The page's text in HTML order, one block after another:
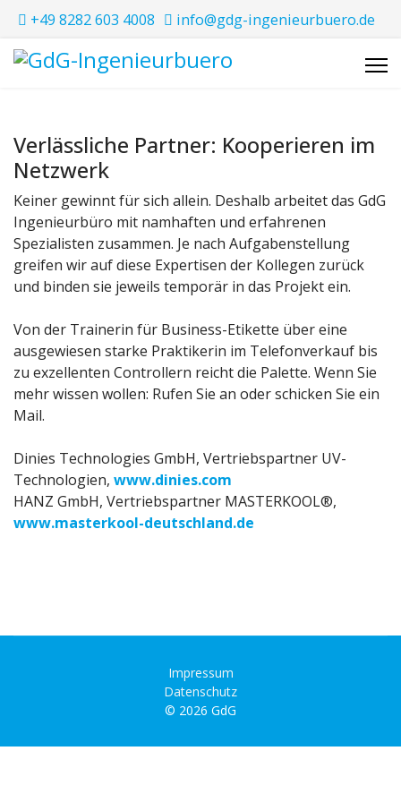
+49 8282 603 4008 info@gdg-ingenieurbuero.de
Verlässliche Partner: Kooperieren im
Netzwerk
Keiner gewinnt für sich allein. Deshalb arbeitet das GdG
Ingenieurbüro mit namhaften und erfahrenen
Spezialisten zusammen. Je nach Aufgabenstellung
greifen wir auf diese Expertisen der Kollegen zurück
und binden sie jeweils temporär in das Projekt ein.
Von der Trainerin für Business-Etikette über eine
ausgewiesen starke Praktikerin im Telefonverkauf bis
zu exzellenten Controllern reicht die Palette. Wenn Sie
mehr wissen wollen: Rufen Sie an oder schicken Sie ein
Mail.
Dinies Technologies GmbH, Vertriebspartner UV-
Technologien, www.dinies.com
HANZ GmbH, Vertriebspartner MASTERKOOL®,
www.masterkool-deutschland.de
Impressum
Datenschutz
© 2026 GdG